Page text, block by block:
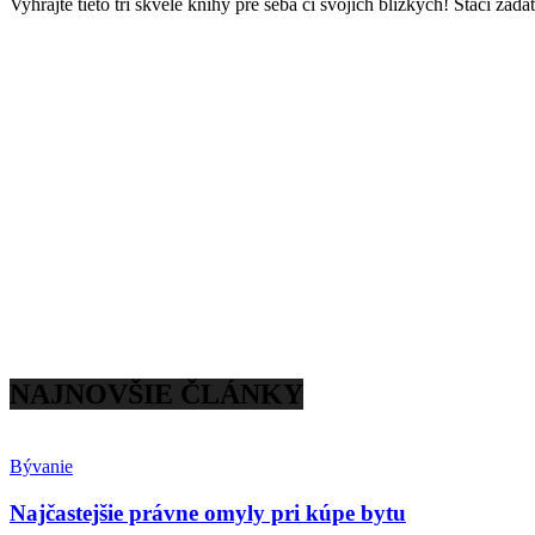
Vyhrajte tieto tri skvelé knihy pre seba či svojich blízkych! Stačí
NAJNOVŠIE ČLÁNKY
Bývanie
Najčastejšie právne omyly pri kúpe bytu